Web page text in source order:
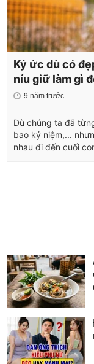
Ký ức dù có
níu giữ làm gì
9 năm trước
Dù chúng ta đã
bao kỷ niệm,...
nhau đi đến cuối